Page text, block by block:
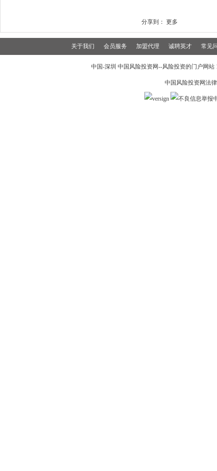
分享到： 更多
关于我们 会员服务 加盟代理 诚聘英才 常见
中国-深圳 中国风险投资网--风险投资的门户网
中国风险投资网法